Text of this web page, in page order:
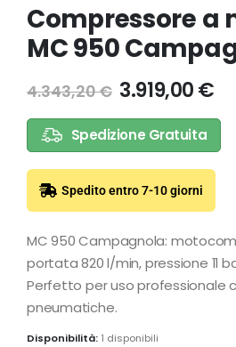
Compressore a
MC 950
4.343,20€ 3.919,00€
Spedizione Gratuita
Spedito entro 7-10 giorni
MC 950 Campagnola:
portata 820 l/min, pressione 11
Perfetto per uso professionale
pneumatiche.
Disponibilità: 1 disponibili